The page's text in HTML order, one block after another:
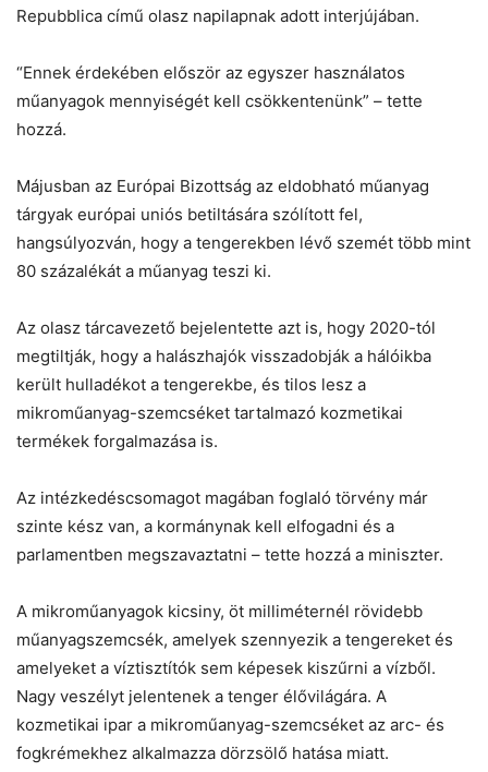
Repubblica című olasz napilapnak adott interjújában.
“Ennek érdekében először az egyszer használatos
műanyagok mennyiségét kell csökkentenünk” – tette
hozzá.
Májusban az Európai Bizottság az eldobható műanyag
tárgyak európai uniós betiltására szólított fel,
hangsúlyozván, hogy a tengerekben lévő szemét több mint
80 százalékát a műanyag teszi ki.
Az olasz tárcavezető bejelentette azt is, hogy 2020-tól
megtiltják, hogy a halászhajók visszadobják a hálóikba
került hulladékot a tengerekbe, és tilos lesz a
mikroműanyag-szemcséket tartalmazó kozmetikai
termékek forgalmazása is.
Az intézkedéscsomagot magában foglaló törvény már
szinte kész van, a kormánynak kell elfogadni és a
parlamentben megszavaztatni – tette hozzá a miniszter.
A mikroműanyagok kicsiny, öt milliméternél rövidebb
műanyagszemcsék, amelyek szennyezik a tengereket és
amelyeket a víztisztítók sem képesek kiszűrni a vízből.
Nagy veszélyt jelentenek a tenger élővilágára. A
kozmetikai ipar a mikroműanyag-szemcséket az arc- és
fogkrémekhez alkalmazza dörzsölő hatása miatt.